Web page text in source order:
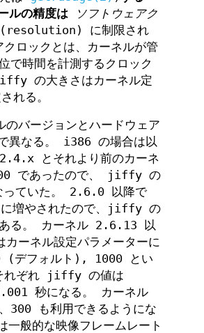
ルの精度は
ソフトウェアク
(resolution) に制限され
ロックとは、カーネルが管
で時間を計測するクロック
の大きさはカーネル定
れる。
バージョンとハードウェア
異なる。 i386 の場合は以
とそれより前のカーネ
であったので、 jiffy の
ていた。 2.6.0 以降で
増やされたので、jiffy の
る。 カーネル 2.6.13 以
カーネル設定パラメーターに
(デフォルト), 1000 とい
れぞれ jiffy の値は
秒になる。 カーネル
300 も利用できるようにな
般的な映像フレームレート